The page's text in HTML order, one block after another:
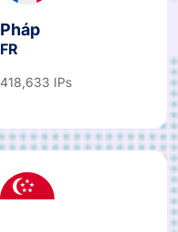
Pháp
FR
418,633 IPs